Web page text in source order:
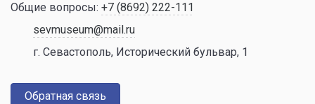
Общие вопросы: +7 (8692) 222-111
sevmuseum@mail.ru
г. Севастополь, Исторический бульвар, 1
Обратная связь